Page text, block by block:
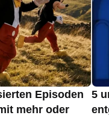
Episoden
mehr oder
5